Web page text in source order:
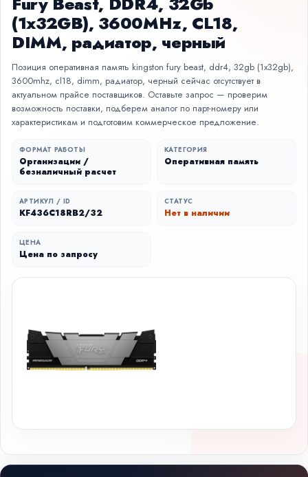
(1x32GB), 3600MHz, CL18,
DIMM, радиатор, черный
Позиция оперативная память kingston fury beast, ddr4, 32gb (1x32gb),
3600mhz, cl18, dimm, радиатор, черный сейчас отсутствует в
актуальном прайсе поставщиков. Оставьте запрос — проверим
возможность поставки, подберем аналог по парт-номеру или
характеристикам и подготовим коммерческое предложение.
ФОРМАТ РАБОТЫ
Организации /
безналичный расчет
КАТЕГОРИЯ
Оперативная память
АРТИКУЛ / ID
KF436C18RB2/32
СТАТУС
Нет в наличии
ЦЕНА
Цена по запросу